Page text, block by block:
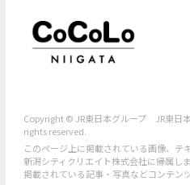
Copyright © JR東日本グループ JR東日
rights reserved.
このページ上に掲載されている画像、テ
新潟シティクリエイト株式会社に帰属しま
掲載されている記事・写真などコンテン